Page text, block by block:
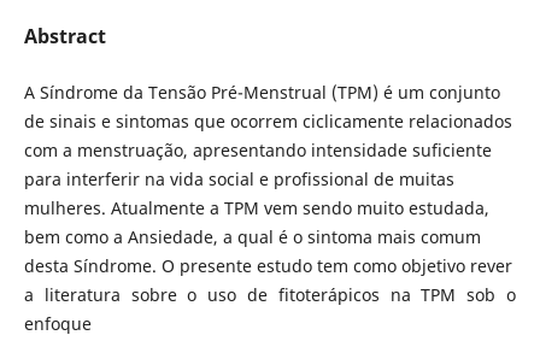
Abstract
A Síndrome da Tensão Pré-Menstrual (TPM) é um conjunto
de sinais e sintomas que ocorrem ciclicamente relacionados
com a menstruação, apresentando intensidade suficiente
para interferir na vida social e profissional de muitas
mulheres. Atualmente a TPM vem sendo muito estudada,
bem como a Ansiedade, a qual é o sintoma mais comum
desta Síndrome. O presente estudo tem como objetivo rever
a literatura sobre o uso de fitoterápicos na TPM sob o
enfoque